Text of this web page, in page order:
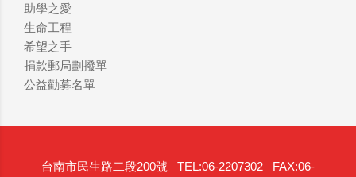
助學之愛
生命工程
希望之手
捐款郵局劃撥單
公益勸募名單
台南市民生路二段200號 TEL:06-2207302 FAX:06-